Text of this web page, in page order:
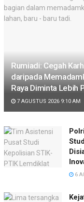
Rumiadi: Cegah
daripada
Raya Diminta Lebih
7 AGUSTUS 2026 9:10 AM
6